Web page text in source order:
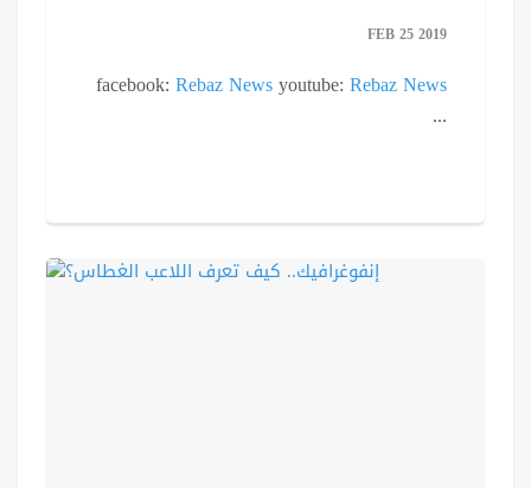
FEB 25 2019
facebook:Rebaz Newsyoutube:Rebaz News
...